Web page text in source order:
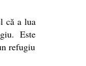
că a lua
Este
refugiu